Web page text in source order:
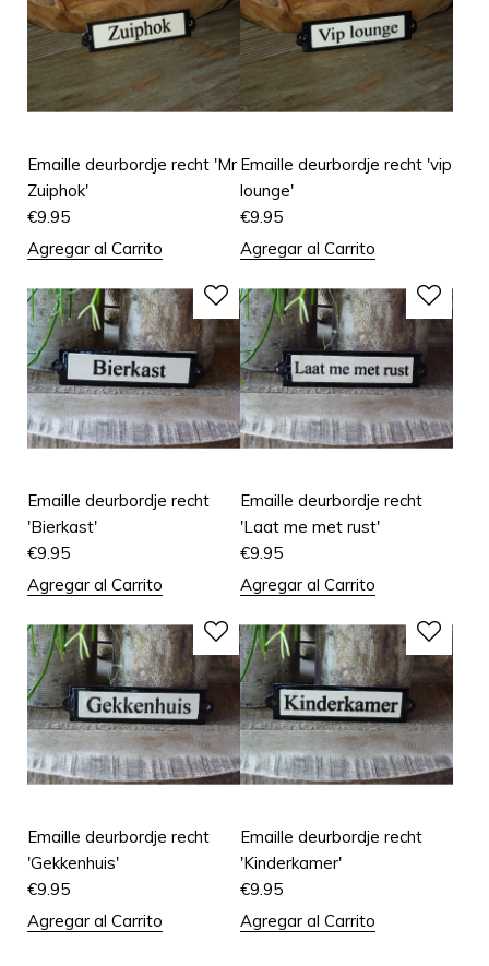
Emaille deurbordje recht 'Mr
Zuiphok'
€9.95
Agregar al Carrito
Emaille deurbordje recht 'vip
lounge'
€9.95
Agregar al Carrito
Emaille deurbordje recht
'Bierkast'
€9.95
Agregar al Carrito
Emaille deurbordje recht
'Laat me met rust'
€9.95
Agregar al Carrito
Emaille deurbordje recht
'Gekkenhuis'
€9.95
Agregar al Carrito
Emaille deurbordje recht
'Kinderkamer'
€9.95
Agregar al Carrito